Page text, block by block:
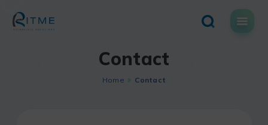
content
Contact
Home Contact